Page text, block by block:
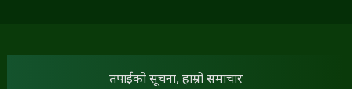
तपाईंको सूचना, हाम्रो समाचार